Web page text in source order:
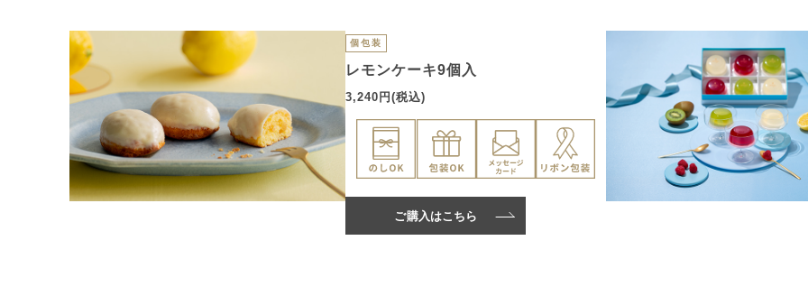
個包装
レモンケーキ9個入
3,240円(税込)
ご購入はこちら